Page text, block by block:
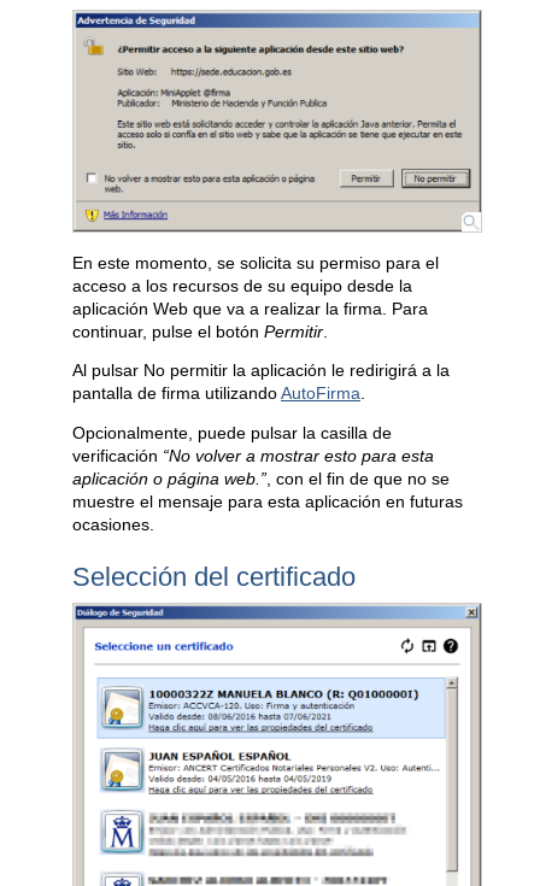
En este momento, se solicita su permiso para el
acceso a los recursos de su equipo desde la
aplicación Web que va a realizar la firma. Para
continuar, pulse el botón Permitir
Al pulsar No permitir la aplicación le redirigirá a la
pantalla de firma utilizando AutoFirma.
Opcionalmente, puede pulsar la casilla de
verificación “No volver a mostrar esto para esta
aplicación o página web.” , con el fin de que no se
muestre el mensaje para esta aplicación en futuras
ocasiones.
Selección del certificado